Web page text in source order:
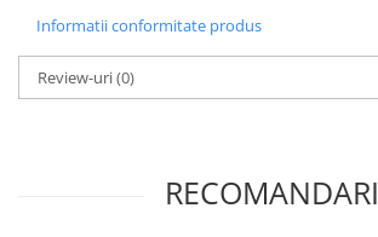
Informatii conformitate produs
Review-uri(0)
RECOMANDARI